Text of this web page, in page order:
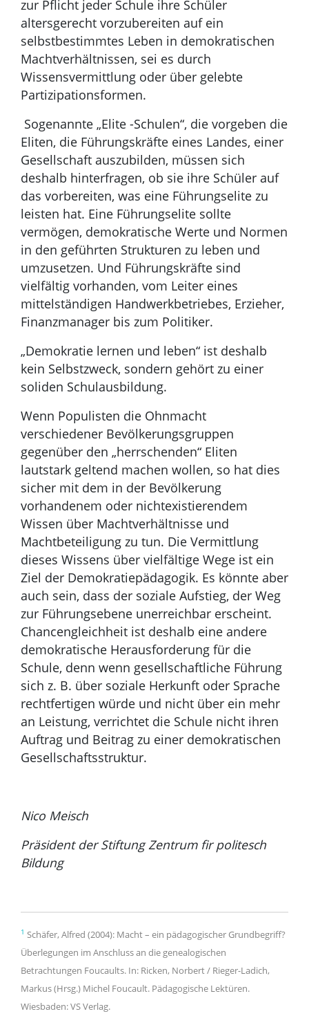
zur Pflicht jeder Schule ihre Schüler
altersgerecht vorzubereiten auf ein
selbstbestimmtes Leben in demokratischen
Machtverhältnissen, sei es durch
Wissensvermittlung oder über gelebte
Partizipationsformen.
Sogenannte „Elite -Schulen“, die vorgeben die
Eliten, die Führungskräfte eines Landes, einer
Gesellschaft auszubilden, müssen sich
deshalb hinterfragen, ob sie ihre Schüler auf
das vorbereiten, was eine Führungselite zu
leisten hat. Eine Führungselite sollte
vermögen, demokratische Werte und Normen
in den geführten Strukturen zu leben und
umzusetzen. Und Führungskräfte sind
vielfältig vorhanden, vom Leiter eines
mittelständigen Handwerkbetriebes, Erzieher,
Finanzmanager bis zum Politiker.
„Demokratie lernen und leben“ ist deshalb
kein Selbstzweck, sondern gehört zu einer
soliden Schulausbildung.
Wenn Populisten die Ohnmacht
verschiedener Bevölkerungsgruppen
gegenüber den „herrschenden“ Eliten
lautstark geltend machen wollen, so hat dies
sicher mit dem in der Bevölkerung
vorhandenem oder nichtexistierendem
Wissen über Machtverhältnisse und
Machtbeteiligung zu tun. Die Vermittlung
dieses Wissens über vielfältige Wege ist ein
Ziel der Demokratiepädagogik. Es könnte aber
auch sein, dass der soziale Aufstieg, der Weg
zur Führungsebene unerreichbar erscheint.
Chancengleichheit ist deshalb eine andere
demokratische Herausforderung für die
Schule, denn wenn gesellschaftliche Führung
sich z. B. über soziale Herkunft oder Sprache
rechtfertigen würde und nicht über ein mehr
an Leistung, verrichtet die Schule nicht ihren
Auftrag und Beitrag zu einer demokratischen
Gesellschaftsstruktur.
Nico Meisch
Präsident der Stiftung Zentrum fir politesch
Bildung
1 Schäfer, Alfred (2004): Macht – ein pädagogischer Grundbegriff?
Überlegungen im Anschluss an die genealogischen
Betrachtungen Foucaults. In: Ricken, Norbert / Rieger-Ladich,
Markus (Hrsg.) Michel Foucault. Pädagogische Lektüren.
Wiesbaden: VS Verlag.